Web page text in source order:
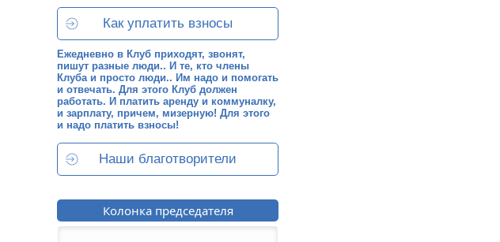
Как уплатить взносы
Ежедневно в Клуб приходят, звонят,
пишут разные люди.. И те, кто члены
Клуба и просто люди.. Им надо и помогать
и отвечать. Для этого Клуб должен
работать. И платить аренду и коммуналку,
и зарплату, причем, мизерную! Для этого
и надо платить взносы!
Наши благотворители
Колонка председателя